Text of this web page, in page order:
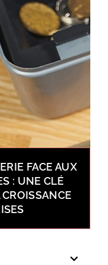
FACE AUX
: UNE CLÉ